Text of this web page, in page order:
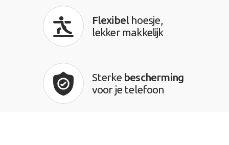
Flexibelhoesje,
lekker makkelijk
Sterke bescherming
voor je telefoon